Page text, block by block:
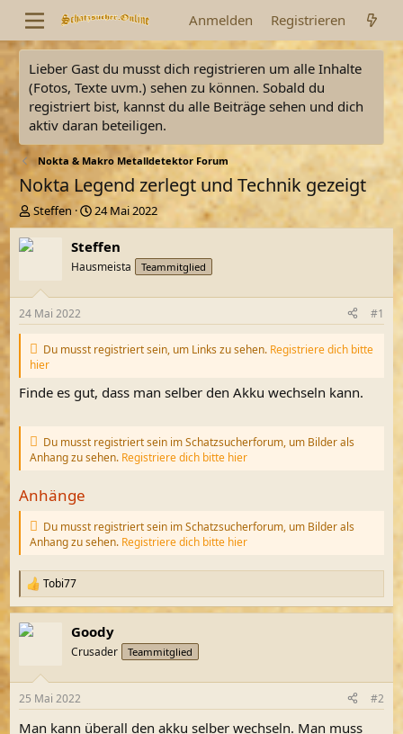
Anmelden Registrieren
Lieber Gast du musst dich registrieren um alle Inhalte
(Fotos, Texte uvm.) sehen zu können. Sobald du
registriert bist, kannst du alle Beiträge sehen und dich
aktiv daran beteiligen.
Nokta & Makro Metalldetektor Forum
Nokta Legend zerlegt und Technik gezeigt
E
r
s
l
e
Steffen
E
r
s
e
t
m
24 Mai 2022
Steffen
Hausmeista Teammitglied
24 Mai 2022 #1
Du musst registriert sein, um Links zu sehen. Registriere dich bitte
hier
Finde es gut, dass man selber den Akku wechseln kann.
Du musst registriert sein im Schatzsucherforum, um Bilder als
Anhang zu sehen. Registriere dich bitte hier
Anhänge
Du musst registriert sein im Schatzsucherforum, um Bilder als
Anhang zu sehen. Registriere dich bitte hier
R
e
a
k
e
Tobi77
Goody
Crusader Teammitglied
25 Mai 2022 #2
Man kann überall den akku selber wechseln. Man muss